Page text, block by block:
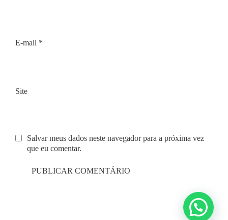
E-mail *
Site
Salvar meus dados neste navegador para a próxima vez
que eu comentar.